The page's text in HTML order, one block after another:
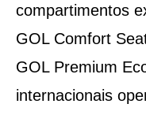
compartimentos
GOL Comfort
GOL Premium
internacionais